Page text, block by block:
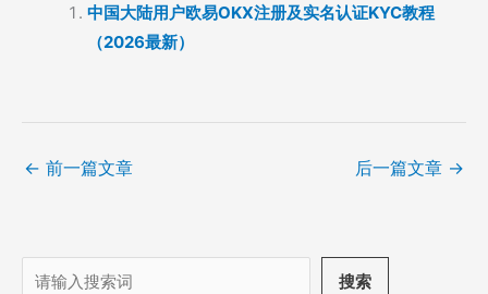
中国大陆用户欧易OKX注册及实名认证KYC教程
（2026最新）
← 前一篇文章 后一篇文章 →
搜 搜索